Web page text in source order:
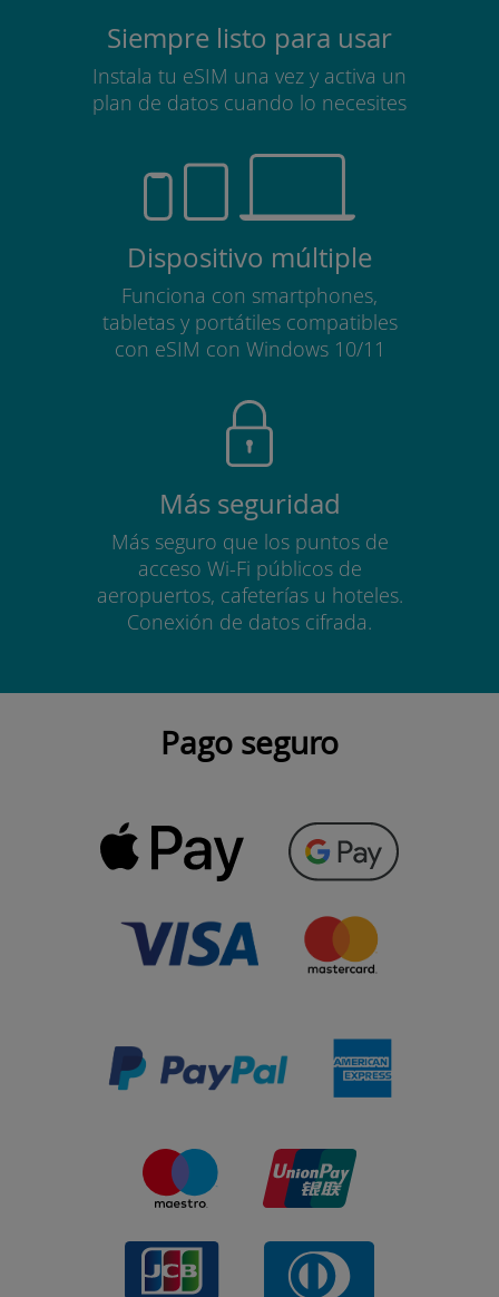
Siempre listo para usar
Instala tu eSIM una vez y activa un
plan de datos cuando lo necesites
Dispositivo múltiple
Funciona con smartphones,
tabletas y portátiles compatibles
con eSIM con Windows 10/11
Más seguridad
Más seguro que los puntos de
acceso Wi-Fi públicos de
aeropuertos, cafeterías u hoteles.
Conexión de datos cifrada.
Pago seguro